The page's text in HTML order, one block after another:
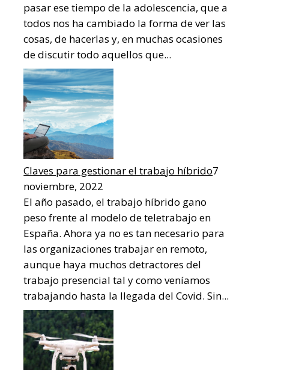
pasar ese tiempo de la adolescencia, que a
todos nos ha cambiado la forma de ver las
cosas, de hacerlas y, en muchas ocasiones
de discutir todo aquellos que...
Claves para gestionar el trabajo híbrido7
noviembre, 2022
El año pasado, el trabajo híbrido gano
peso frente al modelo de teletrabajo en
España. Ahora ya no es tan necesario para
las organizaciones trabajar en remoto,
aunque haya muchos detractores del
trabajo presencial tal y como veníamos
trabajando hasta la llegada del Covid. Sin...